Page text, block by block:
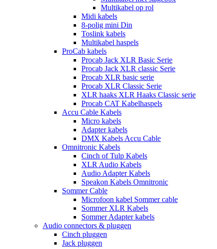
Multikabel op rol
Midi kabels
8-polig mini Din
Toslink kabels
Multikabel haspels
ProCab kabels
Procab Jack XLR Basic Serie
Procab Jack XLR classic Serie
Procab XLR basic serie
Procab XLR Classic Serie
XLR haaks XLR Haaks Classic serie
Procab CAT Kabelhaspels
Accu Cable Kabels
Micro kabels
Adapter kabels
DMX Kabels Accu Cable
Omnitronic Kabels
Cinch of Tulp Kabels
XLR Audio Kabels
Audio Adapter Kabels
Speakon Kabels Omnitronic
Sommer Cable
Microfoon kabel Sommer cable
Sommer XLR Kabels
Sommer Adapter kabels
Audio connectors & pluggen
Cinch pluggen
Jack pluggen